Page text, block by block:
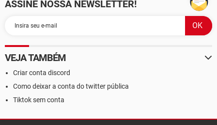
ASSINE NOSSA NEWSLETTER!
VEJA TAMBÉM
Criar conta discord
Como deixar a conta do twitter pública
Tiktok sem conta